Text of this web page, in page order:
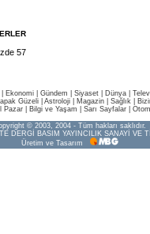
57
Ekonomi Gündem Siyaset Dünya |
Güzeli Astroloji Magazin Sağlık
Pazar Bilgi ve Yaşam Sarı Sayfalar
© 2003, 2004 - Tüm hakları saklıdır.
DERGİ BASIM YAYINCILIK SANAYİ VE
Üretim ve Tasarım